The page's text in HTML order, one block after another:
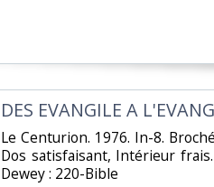
‎DES EVANGILE A
‎Le Centurion. 1976. In-8.
Dos satisfaisant, Intérieur
Dewey : 220-Bible‎